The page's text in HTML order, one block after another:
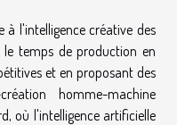
à l'intelligence créative des
temps de production en
et en proposant des
homme-machine
où l'intelligence artificielle